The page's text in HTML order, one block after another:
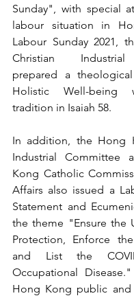
Sunday", with special
labour situation in
Labour Sunday 2021,
Christian
prepared a
Holistic Well-being
tradition in Isaiah 58.
In addition, the Hong
Industrial Committee
Kong Catholic
Affairs also issued a
Statement and
the theme "Ensure the
Protection, Enforce
and List the
Occupational
Hong Kong public